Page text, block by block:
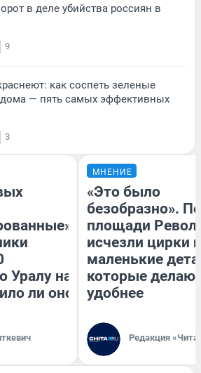
в деле убийства россиян в
9
как соспеть зеленые
— пять самых эффективных
3
Уралу на
ли оно
МНЕНИЕ
«Это было
безобразно».
площади
исчезли цирки
маленькие
которые
удобнее
Редакция